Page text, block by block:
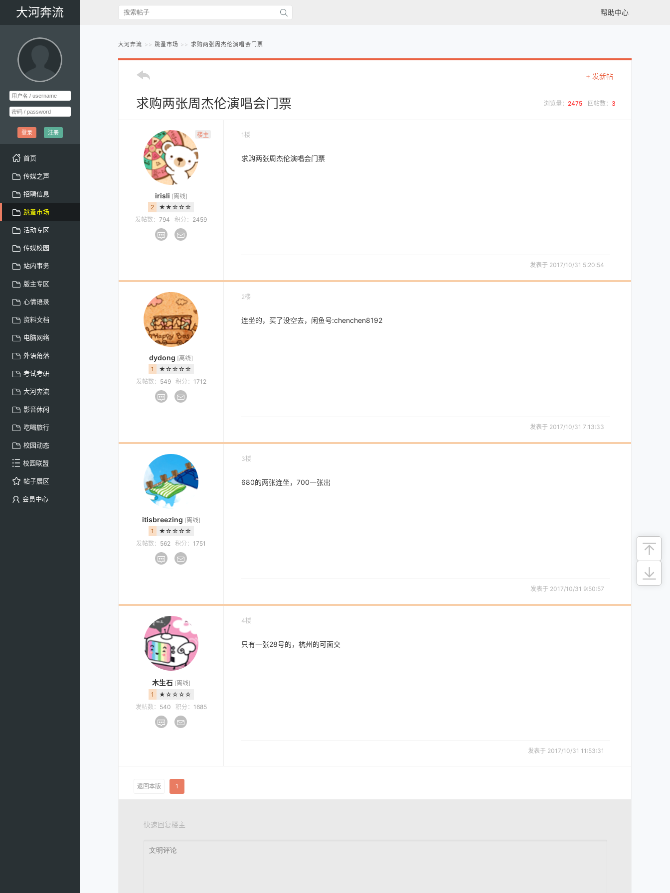
大河奔流
登录 注册
首页
传媒之声
招聘信息
跳蚤市场
活动专区
传媒校园
站内事务
版主专区
心情语录
资料文档
电脑网络
外语角落
考试考研
大河奔流
影音休闲
吃喝旅行
校园动态
校园联盟
帖子展区
会员中心
帮助中心
大河奔流 跳蚤市场 求购两张周杰伦演唱会门票
+ 发新帖
求购两张周杰伦演唱会门票 浏览量： 2475 回帖数： 3
楼主
irisli [离线]
2
★★☆☆☆
发帖数： 794 积分： 2459
1楼
求购两张周杰伦演唱会门票
发表于 2017/10/31 5:20:54
dydong [离线]
1
★☆☆☆☆
发帖数： 549 积分： 1712
2楼
连坐的，买了没空去，闲鱼号:chenchen8192
发表于 2017/10/31 7:13:33
itisbreezing [离线]
1
★☆☆☆☆
发帖数： 562 积分： 1751
3楼
680的两张连坐，700一张出
发表于 2017/10/31 9:50:57
木生石 [离线]
1
★☆☆☆☆
发帖数： 540 积分： 1685
4楼
只有一张28号的，杭州的可面交
发表于 2017/10/31 11:53:31
返回本版 1
快速回复楼主